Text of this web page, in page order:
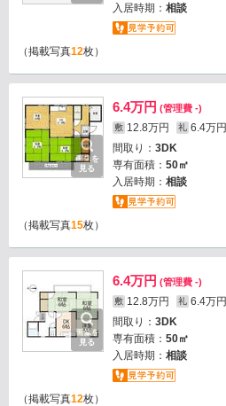
入居時期： 相談
（掲載写真12枚）
画像を
見る
6.4万円 (管理費 -)
敷 12.8万円 礼 6.4万円
間取り： 3DK
専有面積： 50㎡
入居時期： 相談
（掲載写真15枚）
画像を
見る
6.4万円 (管理費 -)
敷 12.8万円 礼 6.4万円
間取り： 3DK
専有面積： 50㎡
入居時期： 相談
（掲載写真12枚）